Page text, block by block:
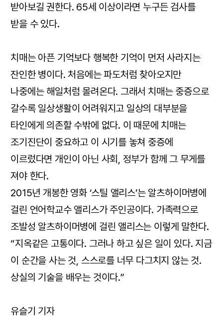
받아보길 권한다. 65세 이상이라면 누구든 검사를
받을 수 있다.
치매는 아픈 기억보다 행복한 기억이 먼저 사라지는
잔인한 병이다. 처음에는 파도처럼 찾아오지만
나중에는 해일처럼 몰려온다. 그래서 치매는 중증으로
갈수록 일상생활이 어려워지고 일상의 대부분을
타인에게 의존할 수밖에 없다. 이 때문에 치매는
조기진단이 중요하고 이 시기를 놓쳐 중증에
이르렀다면 개인이 아닌 사회, 정부가 함께 그 무게를
져야 한다.
2015년 개봉한 영화 ‘스틸 앨리스’는 알츠하이머병에
걸린 언어학교수 앨리스가 주인공이다. 가족력으로
조발성 알츠하이머병에 걸린 앨리스는 이렇게 말한다.
“지옥같은 고통이다. 그러나 하고 싶은 일이 있다. 지금
이 순간을 사는 것, 스스로를 너무 다그치지 않는 것.
상실의 기술을 배우는 것이다.”
유슬기 기자